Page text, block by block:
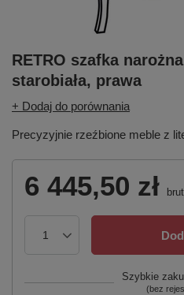
RETRO szafka
starobiała, prawa
+ Dodaj do porównania
Precyzyjnie rzeźbione meble z
6 445,50 zł
Szybkie
(bez